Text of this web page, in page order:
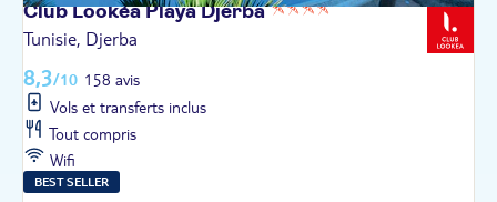
Club Lookéa PlayaDjerba
Tunisie, Djerba
8,3/10 158 avis
Vols et transferts inclus
Tout compris
Wifi
BEST SELLER